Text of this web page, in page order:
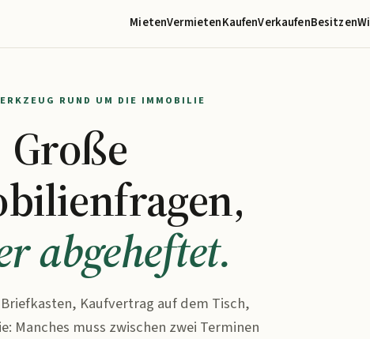
MietenVermietenKaufenVerkaufenBesitzen
RUND UM DIE IMMOBILIE
Große
abgeheftet.
Kaufvertrag auf dem Tisch,
Manches muss zwischen zwei Terminen